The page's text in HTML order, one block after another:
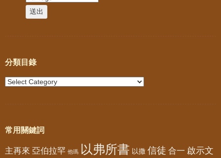
分類目錄
常用關鍵詞
主再來 亞伯拉罕 他瑪 以弗所書 以撒 信徒 合一 啟示文